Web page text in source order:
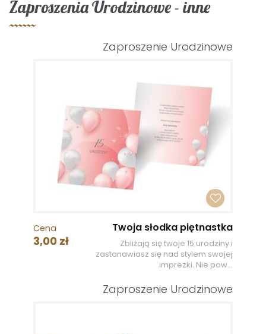
Zaproszenia Urodzinowe - inne
Zaproszenie Urodzinowe
Cena
3,00 zł
Twoja słodka piętnastka
Zbliżają się twoje 15 urodziny i
zastanawiasz się nad stylem swojej
imprezki. Nie pow...
Zaproszenie Urodzinowe